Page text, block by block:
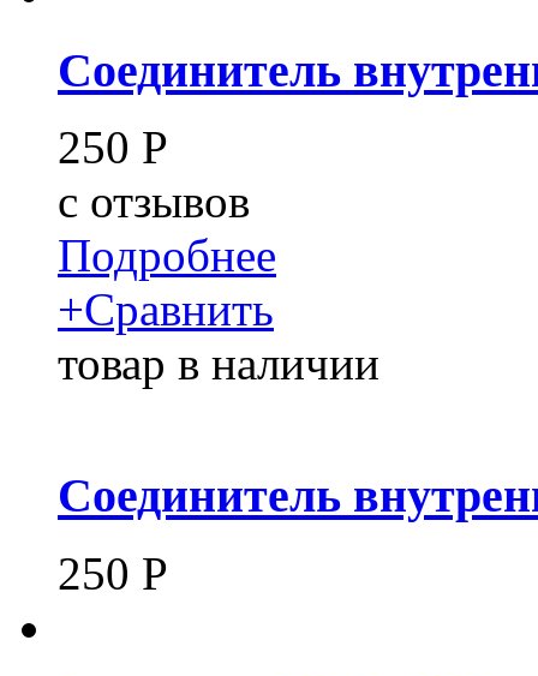
Соединитель
250 Р
c отзывов
Подробнее
+Сравнить
товар в наличии
Соединитель
250 Р